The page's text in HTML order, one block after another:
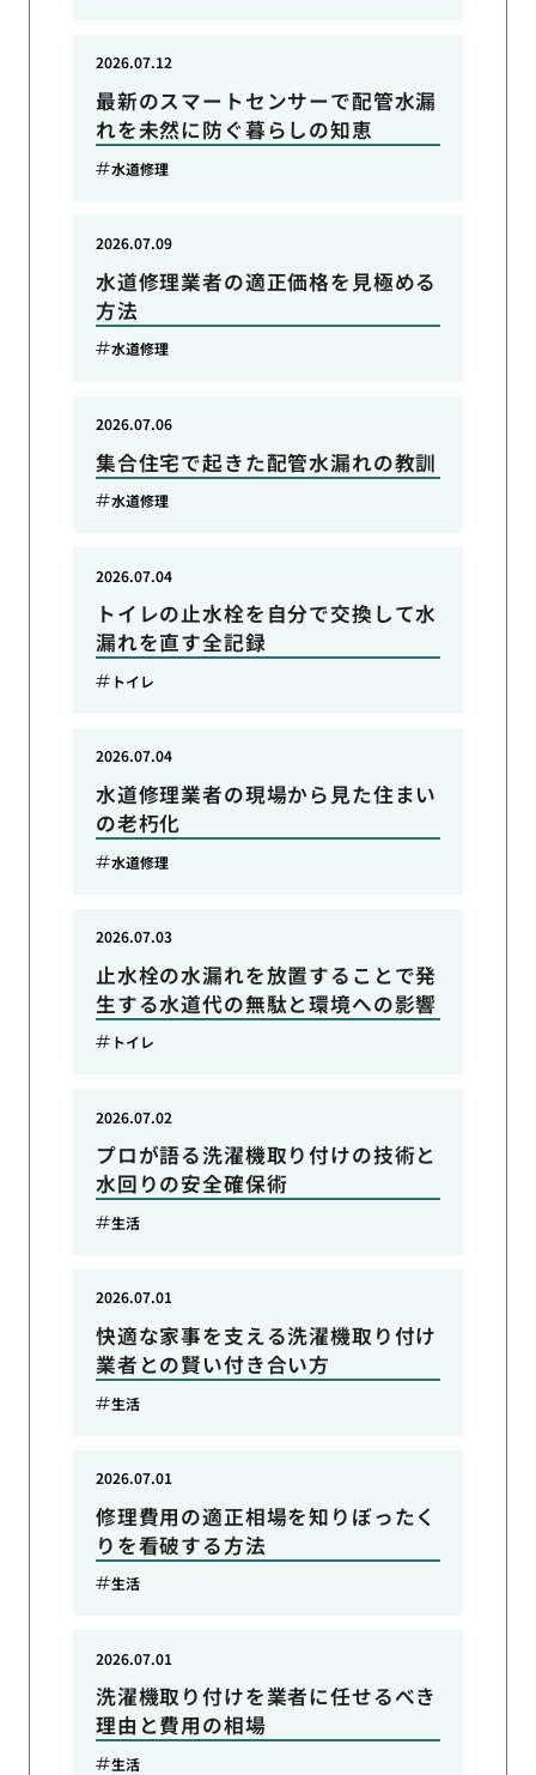
最新のスマートセンサーで配管水漏
れを未然に防ぐ暮らしの知恵
2026.07.12
水道修理
水道修理業者の適正価格を見極める
方法
2026.07.09
水道修理
集合住宅で起きた配管水漏れの教訓
2026.07.06
水道修理
トイレの止水栓を自分で交換して水
漏れを直す全記録
2026.07.04
トイレ
水道修理業者の現場から見た住まい
の老朽化
2026.07.04
水道修理
止水栓の水漏れを放置することで発
生する水道代の無駄と環境への影響
2026.07.03
トイレ
プロが語る洗濯機取り付けの技術と
水回りの安全確保術
2026.07.02
生活
快適な家事を支える洗濯機取り付け
業者との賢い付き合い方
2026.07.01
生活
修理費用の適正相場を知りぼったく
りを看破する方法
2026.07.01
生活
洗濯機取り付けを業者に任せるべき
理由と費用の相場
2026.07.01
生活